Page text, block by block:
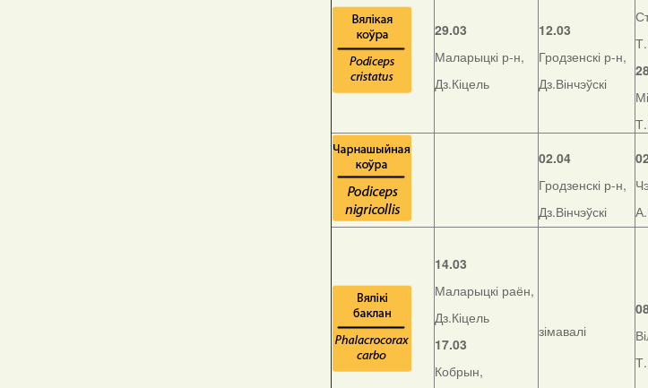
29.03
Маларыцкі р-н,
Дз.Кіцель
12.03
Гродзенскі р-н,
Дз.Вінчэўскі
02.04
Гродзенскі р-н,
Дз.Вінчэўскі
14.03
Маларыцкі раён,
Дз.Кіцель
17.03
Кобрын,
зімавалі